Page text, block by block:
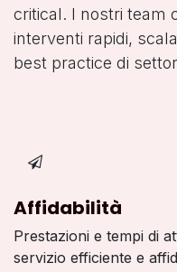
critical. I nostri team
interventi rapidi,
best practice di
Affidabilità
Prestazioni e tempi di
servizio efficiente e